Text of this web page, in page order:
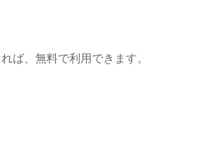
ば、無料で利用できます。